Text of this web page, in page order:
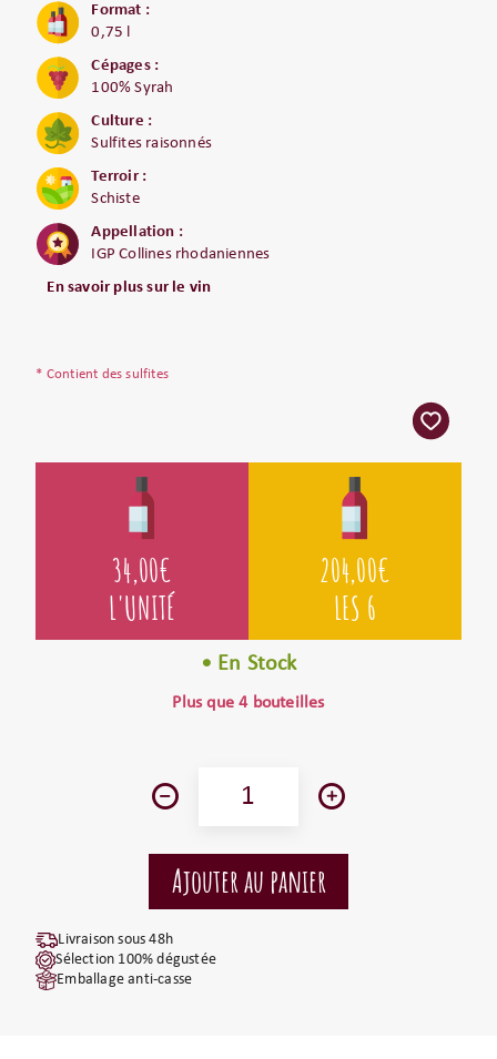
Format :
0,75 l
Cépages :
100% Syrah
Culture :
Sulfites raisonnés
Terroir :
Schiste
Appellation :
IGP Collines rhodaniennes
En savoir plus sur le vin
* Contient des sulfites
34,00€
L'UNITÉ
204,00€
LES 6
• En Stock
Plus que 4 bouteilles
Livraison sous 48h
Sélection 100% dégustée
Emballage anti-casse